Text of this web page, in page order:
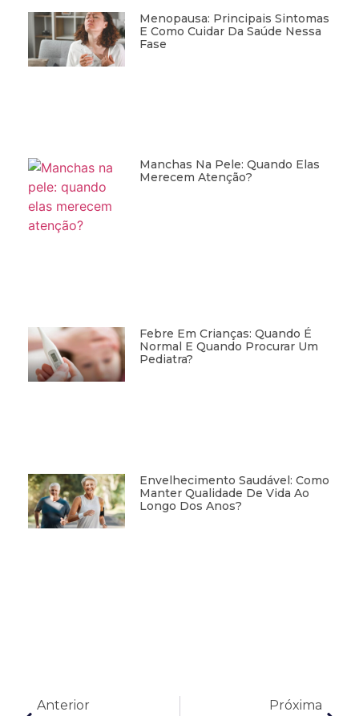
Menopausa: Principais Sintomas
E Como Cuidar Da Saúde Nessa
Fase
Manchas Na Pele: Quando Elas
Merecem Atenção?
Febre Em Crianças: Quando É
Normal E Quando Procurar Um
Pediatra?
Envelhecimento Saudável: Como
Manter Qualidade De Vida Ao
Longo Dos Anos?
Anterior Próxima